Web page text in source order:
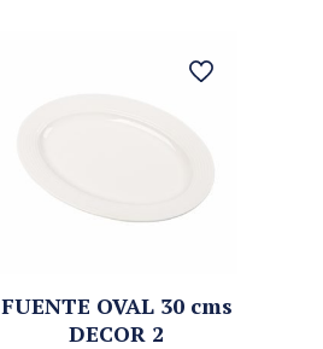
FUENTE OVAL 30 cms
DECOR 2